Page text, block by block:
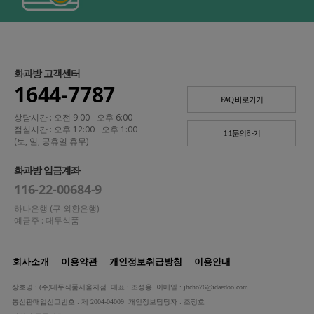
화과방 고객센터
1644-7787
상담시간 : 오전 9:00 - 오후 6:00
점심시간 : 오후 12:00 - 오후 1:00
(토, 일, 공휴일 휴무)
FAQ 바로가기
1:1문의하기
화과방 입금계좌
116-22-00684-9
하나은행 (구 외환은행)
예금주 : 대두식품
회사소개 이용약관 개인정보취급방침 이용안내
상호명 : (주)대두식품서울지점 대표 : 조성용 이메일 : jhcho76@idaedoo.com
통신판매업신고번호 : 제 2004-04009 개인정보담당자 : 조정호